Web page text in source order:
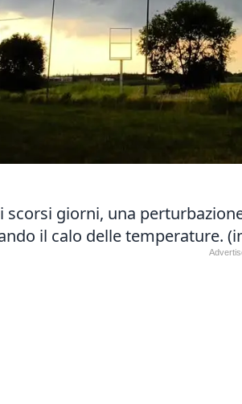
scorsi giorni, una
il calo delle temperature.